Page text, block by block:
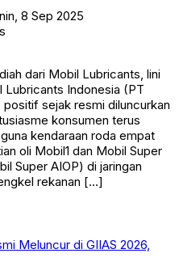
8 Sep 2025
dari Mobil Lubricants, lini
Indonesia (PT
sejak resmi diluncurkan
konsumen terus
kendaraan roda empat
oli Mobil1 dan Mobil Super
Super AIOP) di jaringan
rekanan […]